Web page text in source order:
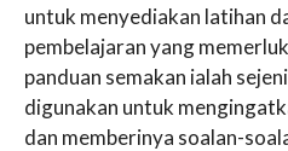
untuk menyediakan latihan
pembelajaran yang
panduan semakan ialah
digunakan untuk
dan memberinya soalan-